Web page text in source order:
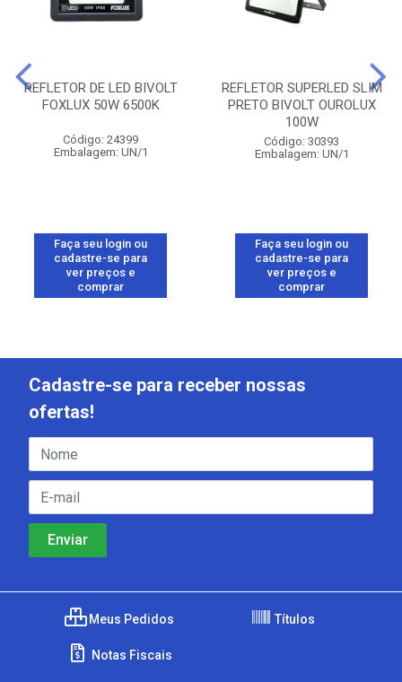
REFLETOR DE LED BIVOLT
FOXLUX 50W 6500K
Código: 24399
Embalagem: UN/1
Faça seu login ou
cadastre-se para
ver preços e
comprar
REFLETOR SUPERLED SLIM
PRETO BIVOLT OUROLUX
100W
Código: 30393
Embalagem: UN/1
Faça seu login ou
cadastre-se para
ver preços e
comprar
Cadastre-se para receber nossas
ofertas!
Meus Pedidos Títulos
Notas Fiscais